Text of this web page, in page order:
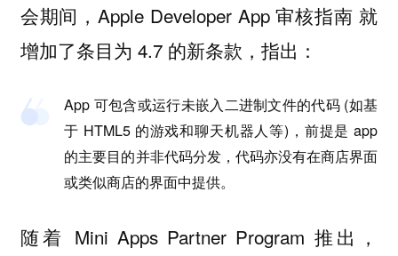
会期间，Apple Developer App 审核指南 就
增加了条目为 4.7 的新条款，指出：
App 可包含或运行未嵌入二进制文件的代码 (如基
于 HTML5 的游戏和聊天机器人等)，前提是 app
的主要目的并非代码分发，代码亦没有在商店界面
或类似商店的界面中提供。
随着 Mini Apps Partner Program 推出，